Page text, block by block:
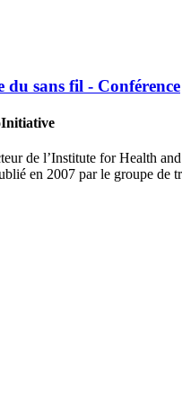
sans fil - Conférence
de l’Institute for Health
en 2007 par le groupe